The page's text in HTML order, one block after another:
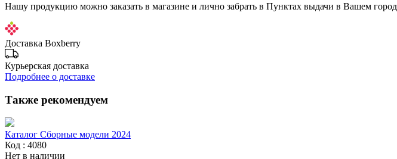
Нашу продукцию можно заказать в магазине и лично забрать в Пунктах выдачи в Вашем
Доставка Boxberry
Курьерская доставка
Подробнее о доставке
Также рекомендуем
Каталог Сборные модели 2024
Код : 4080
Нет в наличии